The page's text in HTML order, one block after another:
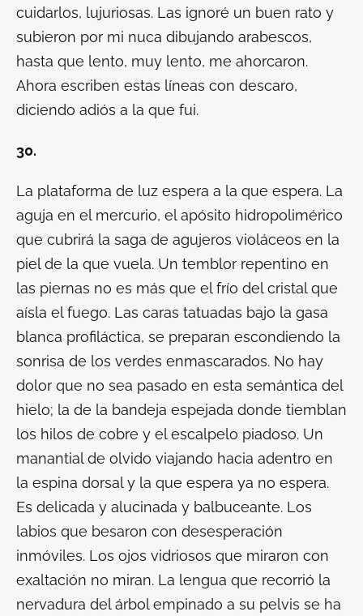
cuidarlos, lujuriosas. Las ignoré un buen rato y
subieron por mi nuca dibujando arabescos,
hasta que lento, muy lento, me ahorcaron.
Ahora escriben estas líneas con descaro,
diciendo adiós a la que fui.
30.
La plataforma de luz espera a la que espera. La
aguja en el mercurio, el apósito hidropolimérico
que cubrirá la saga de agujeros violáceos en la
piel de la que vuela. Un temblor repentino en
las piernas no es más que el frío del cristal que
aísla el fuego. Las caras tatuadas bajo la gasa
blanca profiláctica, se preparan escondiendo la
sonrisa de los verdes enmascarados. No hay
dolor que no sea pasado en esta semántica del
hielo; la de la bandeja espejada donde tiemblan
los hilos de cobre y el escalpelo piadoso. Un
manantial de olvido viajando hacia adentro en
la espina dorsal y la que espera ya no espera.
Es delicada y alucinada y balbuceante. Los
labios que besaron con desesperación
inmóviles. Los ojos vidriosos que miraron con
exaltación no miran. La lengua que recorrió la
nervadura del árbol empinado a su pelvis se ha